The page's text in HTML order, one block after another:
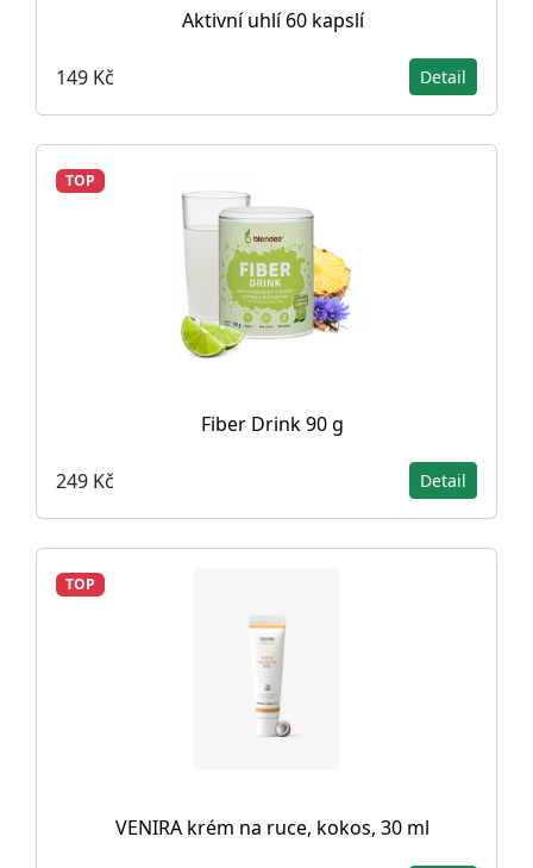
Aktivní uhlí 60 kapslí
149 Kč Detail
TOP
Fiber Drink 90 g
249 Kč Detail
TOP
VENIRA krém na ruce, kokos, 30 ml